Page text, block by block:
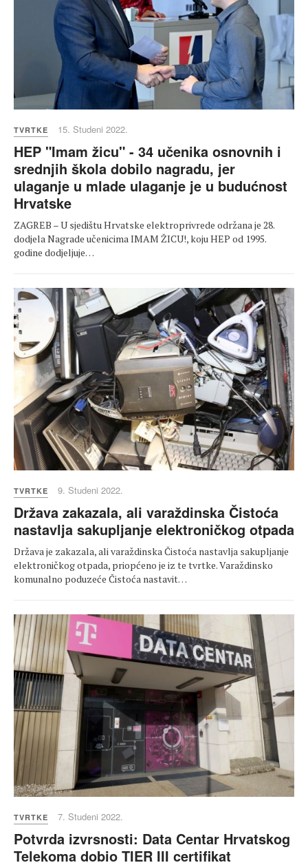
TVRTKE 15. Studeni 2022.
HEP "Imam žicu" - 34 učenika osnovnih i
srednjih škola dobilo nagradu, jer
ulaganje u mlade ulaganje je u budućnost
Hrvatske
ZAGREB – U sjedištu Hrvatske elektroprivrede održana je 28.
dodjela Nagrade učenicima IMAM ŽICU!, koju HEP od 1995.
godine dodjeljuje…
TVRTKE 9. Studeni 2022.
Država zakazala, ali varaždinska Čistoća
nastavlja sakupljanje elektroničkog otpada
Država je zakazala, ali varaždinska Čistoća nastavlja sakupljanje
elektroničkog otpada, priopćeno je iz te tvrtke. Varaždinsko
komunalno poduzeće Čistoća nastavit…
TVRTKE 7. Studeni 2022.
Potvrda izvrsnosti: Data Centar Hrvatskog
Telekoma dobio TIER III certifikat